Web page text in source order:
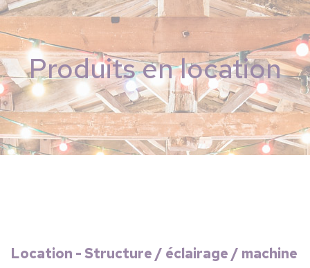
Produits en location
Location - Structure / éclairage / machine